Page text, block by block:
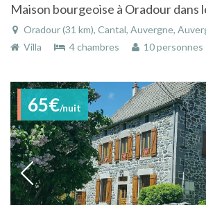
Oradour (31 km), Cantal, Auvergne,
Villa
4 chambres 10 personnes
65€/nuit